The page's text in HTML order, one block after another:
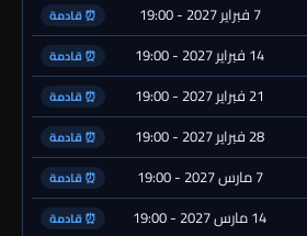
7 فبراير 2027 - 19:00 ⏰ قادمة
14 فبراير 2027 - 19:00 ⏰ قادمة
21 فبراير 2027 - 19:00 ⏰ قادمة
28 فبراير 2027 - 19:00 ⏰ قادمة
7 مارس 2027 - 19:00 ⏰ قادمة
14 مارس 2027 - 19:00 ⏰ قادمة